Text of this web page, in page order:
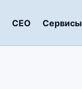
СЕО Сервисы